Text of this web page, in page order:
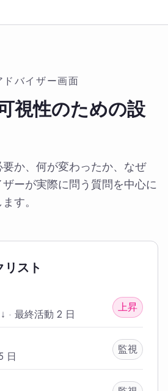
バイザー画面
視性のための設
要か、何が変わったか、なぜ
ーが実際に問う質問を中心に
す。
リスト
· 最終活動 2 日
上昇
日
監視